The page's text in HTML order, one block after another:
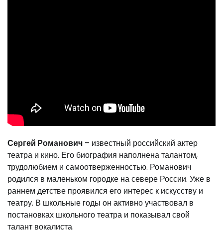
Сергей Романович – известный российский актер
театра и кино. Его биография наполнена талантом,
трудолюбием и самоотверженностью. Романович
родился в маленьком городке на севере России. Уже в
раннем детстве проявился его интерес к искусству и
театру. В школьные годы он активно участвовал в
постановках школьного театра и показывал свой
талант вокалиста.